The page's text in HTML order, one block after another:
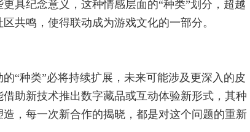
具纪念意义，这种情感层面的“种类”划分，超越
共鸣，使得联动成为游戏文化的一部分。
“种类”必将持续扩展，未来可能涉及更深入的皮
助新技术推出数字藏品或互动体验新形式，其种
，每一次新合作的揭晓，都是对这个问题的重新